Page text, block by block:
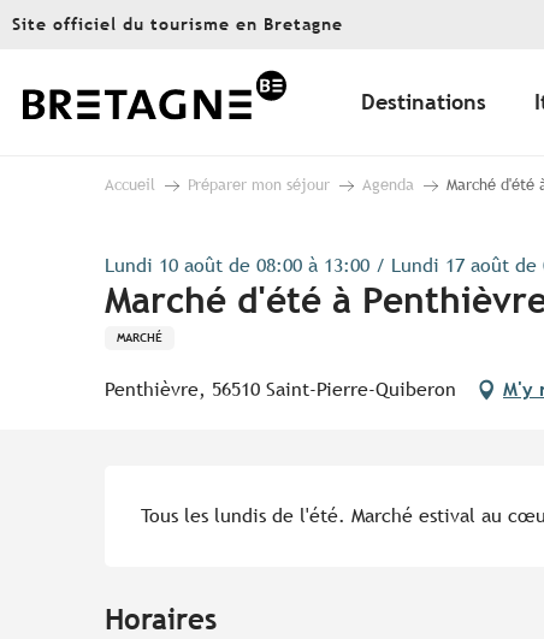
Aller
principal
Site officiel du tourisme en Bretagne
Destinations
Accueil Préparer mon séjour Agenda Marché d'été
Lundi 10 août de 08:00 à 13:00 / Lundi 17 août
Marché d'été à
MARCHÉ
Penthièvre, 56510 Saint-Pierre-Quiberon M'y
Tous les lundis de l'été. Marché estival au
Horaires